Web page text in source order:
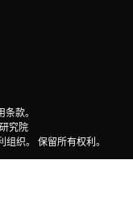
款。
究院
织。 保留所有权利。